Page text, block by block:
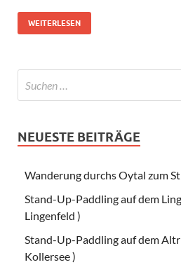
WEITERLESEN
NEUESTE BEITRÄGE
Wanderung durchs Oytal zum
Stand-Up-Paddling auf dem
Lingenfeld )
Stand-Up-Paddling auf dem
Kollersee )